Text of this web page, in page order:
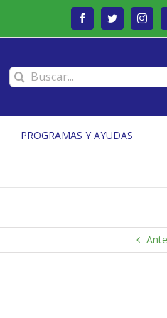
FacebookTwitter
Buscar:
PROGRAMAS Y AYUDAS